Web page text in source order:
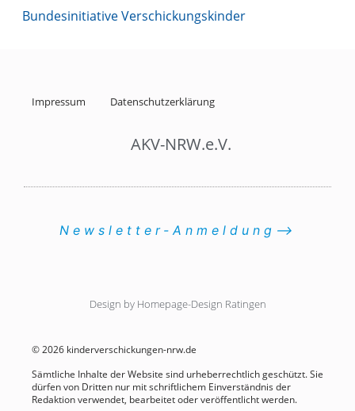
Bundesinitiative Verschickungskinder
Impressum Datenschutzerklärung
AKV-NRW.e.V.
Newsletter-Anmeldung⟶
Design by Homepage-Design Ratingen
© 2026 kinderverschickungen-nrw.de
Sämtliche Inhalte der Website sind urheberrechtlich geschützt. Sie
dürfen von Dritten nur mit schriftlichem Einverständnis der
Redaktion verwendet, bearbeitet oder veröffentlicht werden.